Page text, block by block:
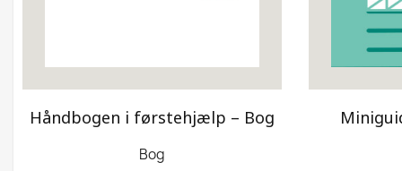
Håndbogen i førstehjælp – Bog
Bog